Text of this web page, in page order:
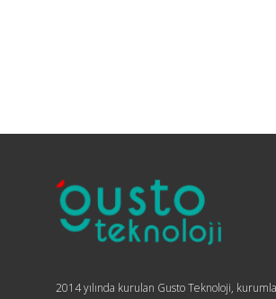
2014 yılında kurulan Gusto Teknoloji,